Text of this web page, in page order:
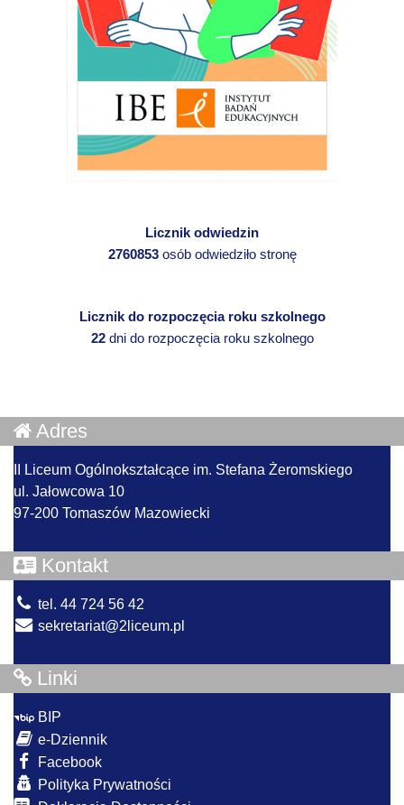
Licznik odwiedzin
2760853osób odwiedziło stronę
Licznik do rozpoczęcia roku szkolnego
22dni do rozpoczęcia roku szkolnego
Adres
II Liceum Ogólnokształcące im. Stefana Żeromskiego
ul. Jałowcowa 10
97-200 Tomaszów Mazowiecki
Kontakt
tel. 44 724 56 42
sekretariat@2liceum.pl
Linki
BIP
e-Dziennik
Facebook
Polityka Prywatności